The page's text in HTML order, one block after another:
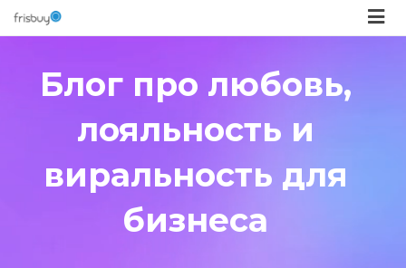
Блог про любовь,
лояльность и
виральность для
бизнеса